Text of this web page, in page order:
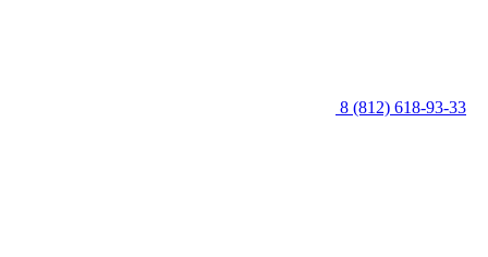
8 (812) 618-93-33